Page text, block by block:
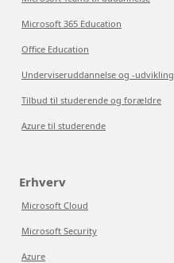
Microsoft 365 Education
Office Education
Underviseruddannelse og -udvikling
Tilbud til studerende og forældre
Azure til studerende
Erhverv
Microsoft Cloud
Microsoft Security
Azure